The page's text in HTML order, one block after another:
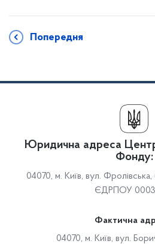
Попередня
Юридична адреса
Фонду:
04070, м. Київ, вул.
ЄДРПОУ
Фактична
04070, м. Київ, вул.